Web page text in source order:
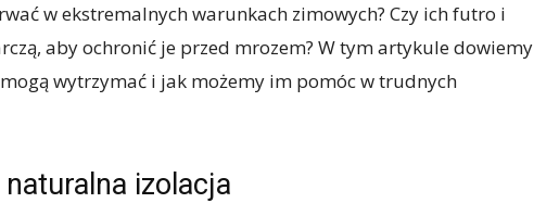
w ekstremalnych warunkach zimowych? Czy ich futro i
aby ochronić je przed mrozem? W tym artykule dowiemy
wytrzymać i jak możemy im pomóc w trudnych
izolacja